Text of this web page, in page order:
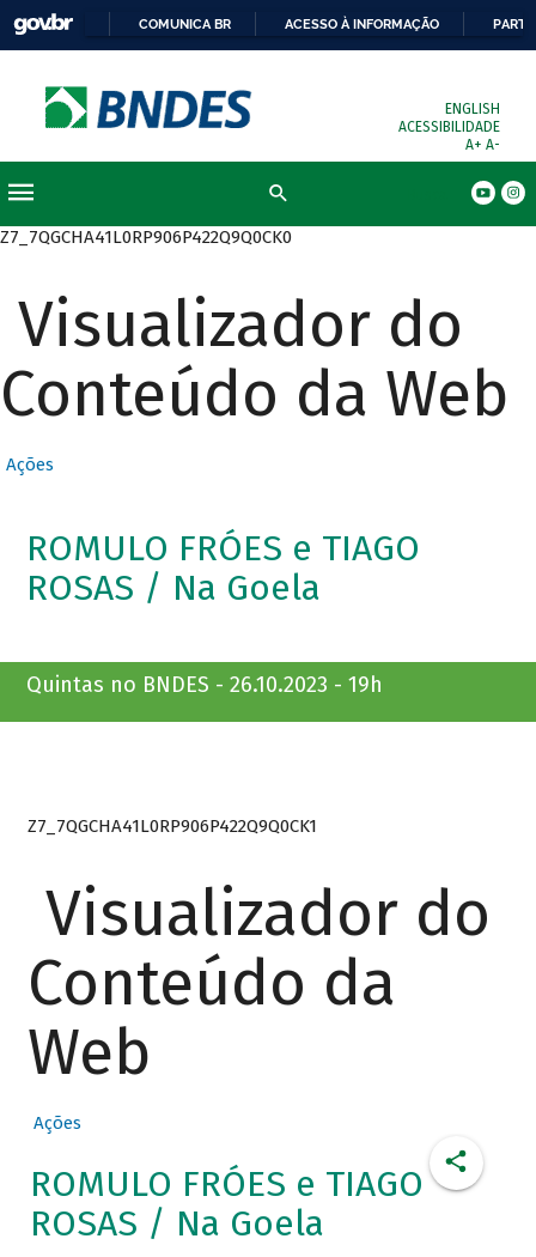
COMUNICA BR ACESSO À INFORMAÇÃO
ENGLISH
ACESSIBILIDADE
A+ A-
Z7_7QGCHA41L0RP906P422Q9Q0CK0
Visualizador do
Conteúdo da Web
Ações
ROMULO FRÓES e TIAGO
ROSAS / Na Goela
Quintas no BNDES - 26.10.2023 - 19h
Z7_7QGCHA41L0RP906P422Q9Q0CK1
Visualizador do
Conteúdo da
Web
Ações
ROMULO FRÓES e TIAGO
ROSAS / Na Goela